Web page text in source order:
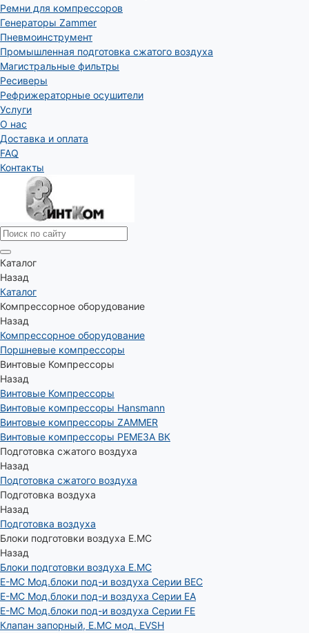
Ремни для компрессоров
Генераторы Zammer
Пневмоинструмент
Промышленная подготовка сжатого воздуха
Магистральные фильтры
Ресиверы
Рефрижераторные осушители
Услуги
О нас
Доставка и оплата
FAQ
Контакты
Каталог
Назад
Каталог
Компрессорное оборудование
Назад
Компрессорное оборудование
Поршневые компрессоры
Винтовые Компрессоры
Назад
Винтовые Компрессоры
Винтовые компрессоры Hansmann
Винтовые компрессоры ZAMMER
Винтовые компрессоры РЕМЕЗА ВК
Подготовка сжатого воздуха
Назад
Подготовка сжатого воздуха
Подготовка воздуха
Назад
Подготовка воздуха
Блоки подготовки воздуха E.MC
Назад
Блоки подготовки воздуха E.MC
E-MC Мод.блоки под-и воздуха Серии BEC
E-MC Мод.блоки под-и воздуха Серии EA
E-MC Мод.блоки под-и воздуха Серии FE
Клапан запорный, E.MC мод. EVSH